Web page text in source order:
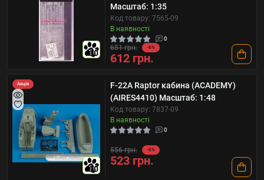
10
Масштаб: 1:35
Код товару: 7565-09
В наявності
0
651 грн. -6%
612 грн.
Акція
10
F-22A Raptor кабина (ACADEMY)
(AIRES4410) Масштаб: 1:48
Код товару: 7837-09
В наявності
0
556 грн. -6%
523 грн.